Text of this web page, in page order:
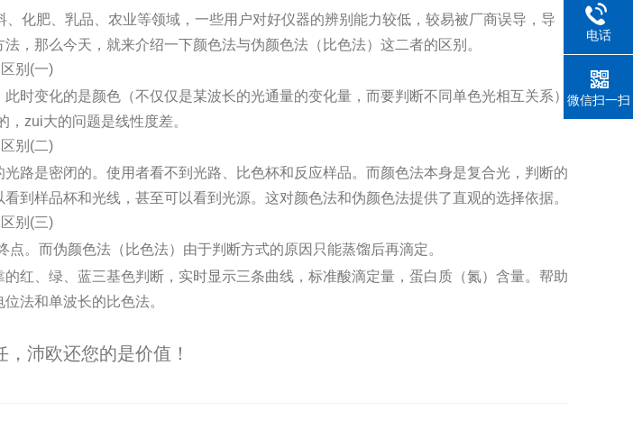
、化肥、乳品 、农业等领域，一些用户对好仪器的辨别能力较低，较易被厂商误导，导
，那么今天，就来介绍一下颜色法与伪颜色法（比色法）这二者的区别。
区别(一)
时变化的是颜色（不仅仅是某波长的光通量的变化量，而要判断不同单色光相互关系）
zui大的问题是线性度差。
区别(二)
路是密闭的。 使用者看不到光路、比色杯和反应样品。而颜色法本身是复合光，判断的
到样品杯和光线，甚至可以看到光源。 这对颜色法和伪颜色法提供了直观的选择依据。
区别(三)
点。而伪颜色法 （比色法）由于判断方式的原因只能蒸馏后再滴定。
的红、绿、蓝三基色判断，实时显示三条曲线，标准酸滴定量，蛋白质（氮）含量。 帮助
位法和单波长的比色法。
沛欧还您的是价值！
电话
微信扫一扫